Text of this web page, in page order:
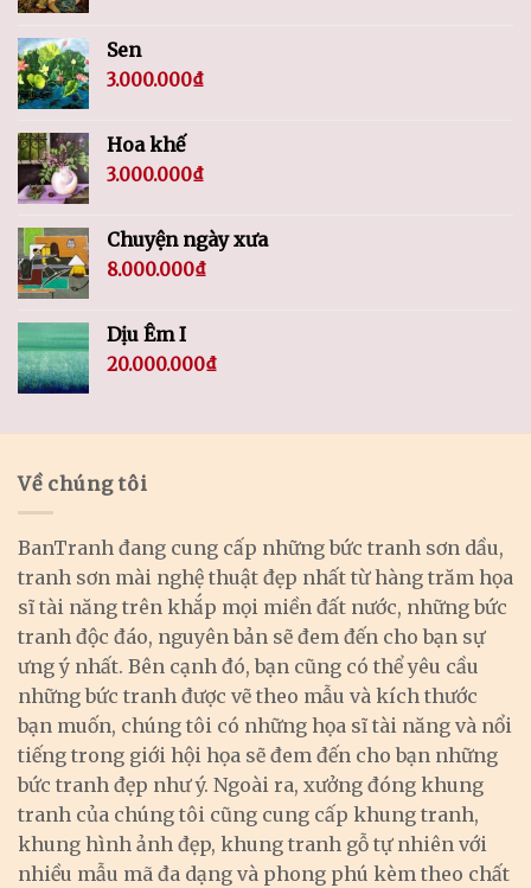
Sen
3.000.000₫
Hoa khế
3.000.000₫
Chuyện ngày xưa
8.000.000₫
Dịu Êm I
20.000.000₫
Về chúng tôi
BanTranh đang cung cấp những bức tranh sơn dầu,
tranh sơn mài nghệ thuật đẹp nhất từ hàng trăm họa
sĩ tài năng trên khắp mọi miền đất nước, những bức
tranh độc đáo, nguyên bản sẽ đem đến cho bạn sự
ưng ý nhất. Bên cạnh đó, bạn cũng có thể yêu cầu
những bức tranh được vẽ theo mẫu và kích thước
bạn muốn, chúng tôi có những họa sĩ tài năng và nổi
tiếng trong giới hội họa sẽ đem đến cho bạn những
bức tranh đẹp như ý. Ngoài ra, xưởng đóng khung
tranh của chúng tôi cũng cung cấp khung tranh,
khung hình ảnh đẹp, khung tranh gỗ tự nhiên với
nhiều mẫu mã đa dạng và phong phú kèm theo chất